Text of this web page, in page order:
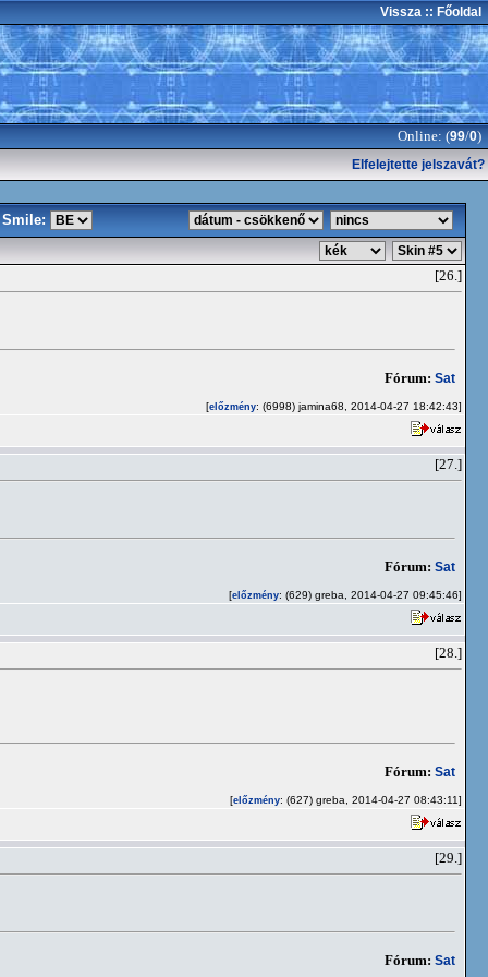
Vissza :: Főoldal
Online: (99/0)
Elfelejtette jelszavát?
Smile:
[26.]
Fórum: Sat
[előzmény: (6998) jamina68, 2014-04-27 18:42:43]
[27.]
Fórum: Sat
[előzmény: (629) greba, 2014-04-27 09:45:46]
[28.]
Fórum: Sat
[előzmény: (627) greba, 2014-04-27 08:43:11]
[29.]
Fórum: Sat